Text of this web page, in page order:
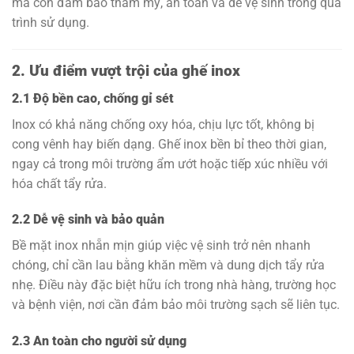
trình sử dụng.
2. Ưu điểm vượt trội của ghế inox
2.1 Độ bền cao, chống gỉ sét
Inox có khả năng chống oxy hóa, chịu lực tốt, không bị
cong vênh hay biến dạng. Ghế inox bền bỉ theo thời gian,
ngay cả trong môi trường ẩm ướt hoặc tiếp xúc nhiều với
hóa chất tẩy rửa.
2.2 Dễ vệ sinh và bảo quản
Bề mặt inox nhẵn mịn giúp việc vệ sinh trở nên nhanh
chóng, chỉ cần lau bằng khăn mềm và dung dịch tẩy rửa
nhẹ. Điều này đặc biệt hữu ích trong nhà hàng, trường học
và bệnh viện, nơi cần đảm bảo môi trường sạch sẽ liên tục.
2.3 An toàn cho người sử dụng